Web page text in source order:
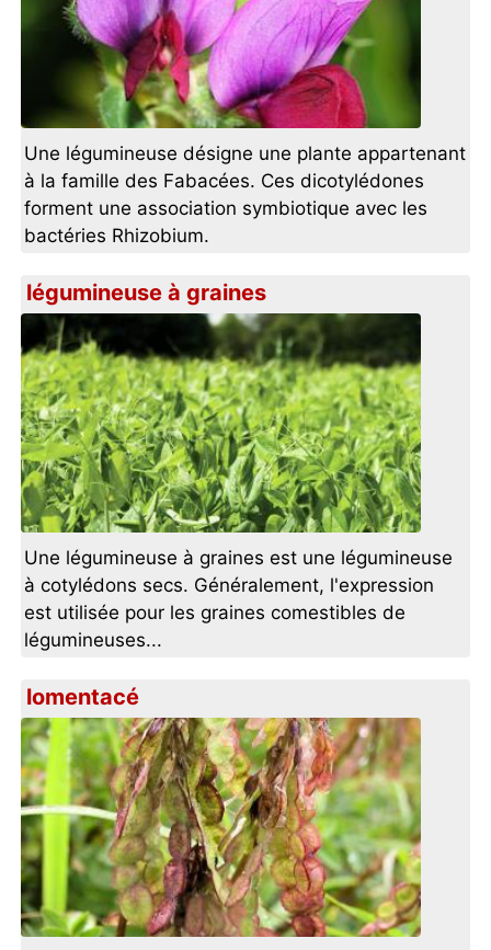
Une légumineuse désigne une plante appartenant
à la famille des Fabacées. Ces dicotylédones
forment une association symbiotique avec les
bactéries Rhizobium.
légumineuse à graines
Une légumineuse à graines est une légumineuse
à cotylédons secs. Généralement, l'expression
est utilisée pour les graines comestibles de
légumineuses...
lomentacé